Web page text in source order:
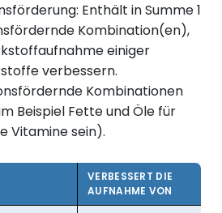
Enthält in Summe 1
Kombination(en),
einiger
verbessern.
Kombinationen
Beispiel Fette und Öle für
Vitamine sein).
VERBESSERT DIE
AUFNAHME VON